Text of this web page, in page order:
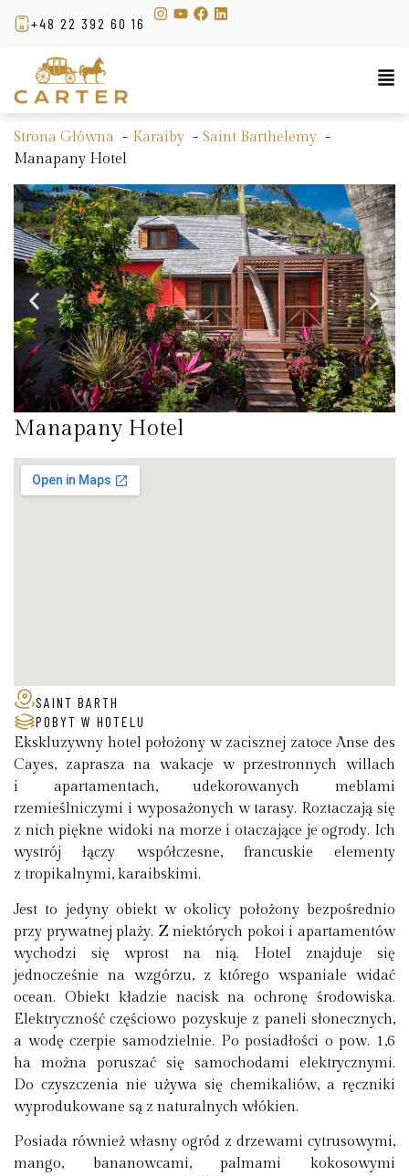
+48 22 392 60 16
Strona Główna Karaiby
Saint Barthelemy
Manapany Hotel
Manapany Hotel
SAINT BARTH
POBYT W HOTELU
Ekskluzywny hotel położony w zacisznej zatoce Anse des
Cayes, zaprasza na wakacje w przestronnych willach
i apartamentach, udekorowanych meblami
rzemieślniczymi i wyposażonych w tarasy. Roztaczają się
z nich piękne widoki na morze i otaczające je ogrody. Ich
wystrój łączy współczesne, francuskie elementy
z tropikalnymi, karaibskimi.
Jest to jedyny obiekt w okolicy położony bezpośrednio
przy prywatnej plaży. Z niektórych pokoi i apartamentów
wychodzi się wprost na nią. Hotel znajduje się
jednocześnie na wzgórzu, z którego wspaniale widać
ocean. Obiekt kładzie nacisk na ochronę środowiska.
Elektryczność częściowo pozyskuje z paneli słonecznych,
a wodę czerpie samodzielnie. Po posiadłości o pow. 1,6
ha można poruszać się samochodami elektrycznymi.
Do czyszczenia nie używa się chemikaliów, a ręczniki
wyprodukowane są z naturalnych włókien.
Posiada również własny ogród z drzewami cytrusowymi,
mango, bananowcami, palmami kokosowymi